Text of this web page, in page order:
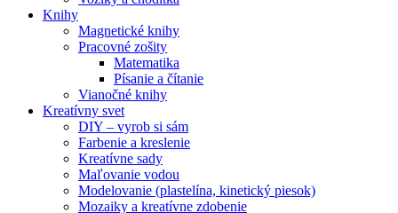
Knihy
Magnetické knihy
Pracovné zošity
Matematika
Písanie a čítanie
Vianočné knihy
Kreatívny svet
DIY – vyrob si sám
Farbenie a kreslenie
Kreatívne sady
Maľovanie vodou
Modelovanie (plastelína, kinetický piesok)
Mozaiky a kreatívne zdobenie